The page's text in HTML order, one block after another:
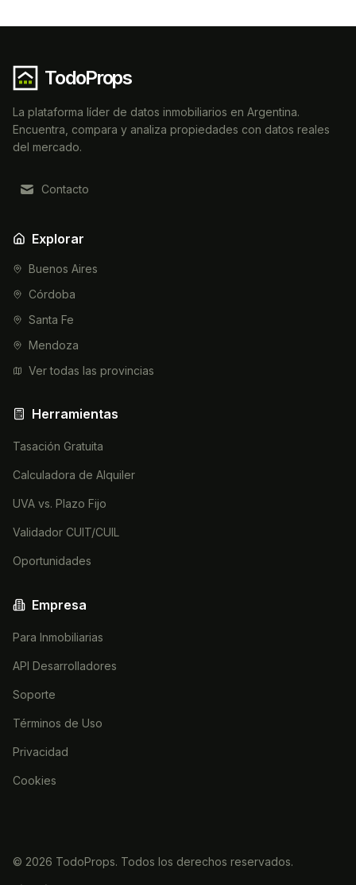
TodoProps
La plataforma líder de datos inmobiliarios en Argentina.
Encuentra, compara y analiza propiedades con datos reales
del mercado.
Contacto
Explorar
Buenos Aires
Córdoba
Santa Fe
Mendoza
Ver todas las provincias
Herramientas
Tasación Gratuita
Calculadora de Alquiler
UVA vs. Plazo Fijo
Validador CUIT/CUIL
Oportunidades
Empresa
Para Inmobiliarias
API Desarrolladores
Soporte
Términos de Uso
Privacidad
Cookies
© 2026 TodoProps. Todos los derechos reservados.